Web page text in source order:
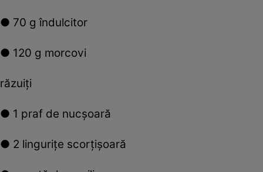
● 70 g îndulcitor
● 120 g morcovi
răzuiţi
● 1 praf de nucşoară
● 2 linguriţe scorţişoară